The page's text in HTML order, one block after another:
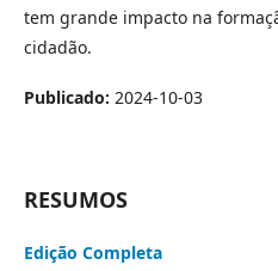
tem grande impacto na
cidadão.
Publicado: 2024-10-03
RESUMOS
Edição Completa